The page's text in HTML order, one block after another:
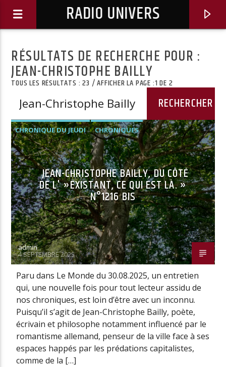
RADIO UNIVERS
Titre diffusé :
RÉSULTATS DE RECHERCHE POUR :
JEAN-CHRISTOPHE BAILLY
TOUS LES RÉSULTATS : 23 / AFFICHER LA PAGE :1 DE 2
CHRONIQUE DU JEUDI CHRONIQUES
JEAN-CHRISTOPHE BAILLY, DU CÔTÉ
DE L' »EXISTANT, CE QUI EST LÀ. »
N°1216 BIS
admin
4 SEPTEMBRE 2025
Paru dans Le Monde du 30.08.2025, un entretien
qui, une nouvelle fois pour tout lecteur assidu de
nos chroniques, est loin d’être avec un inconnu.
Puisqu’il s’agit de Jean-Christophe Bailly, poète,
écrivain et philosophe notamment influencé par le
romantisme allemand, penseur de la ville face à ses
espaces happés par les prédations capitalistes,
comme de la […]